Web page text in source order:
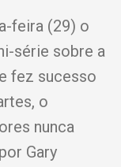
feira (29) o
série sobre a
fez sucesso
o
nunca
Gary